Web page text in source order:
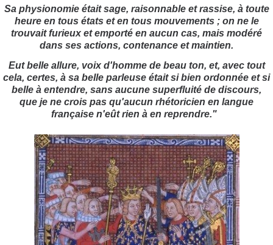
Sa physionomie était sage, raisonnable et rassise, à toute
heure en tous états et en tous mouvements ; on ne le
trouvait furieux et emporté en aucun cas, mais modéré
dans ses actions, contenance et maintien.
Eut belle allure, voix d'homme de beau ton, et, avec tout
cela, certes, à sa belle parleuse était si bien ordonnée et si
belle à entendre, sans aucune superfluité de discours,
que je ne crois pas qu'aucun rhétoricien en langue
française n'eût rien à en reprendre."